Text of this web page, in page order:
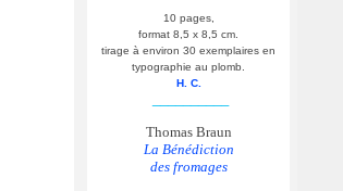
10 pages,
format 8,5 x 8,5 cm.
tirage à environ 30 exemplaires en
typographie au plomb.
H. C.
Thomas Braun
La Bénédiction
des fromages